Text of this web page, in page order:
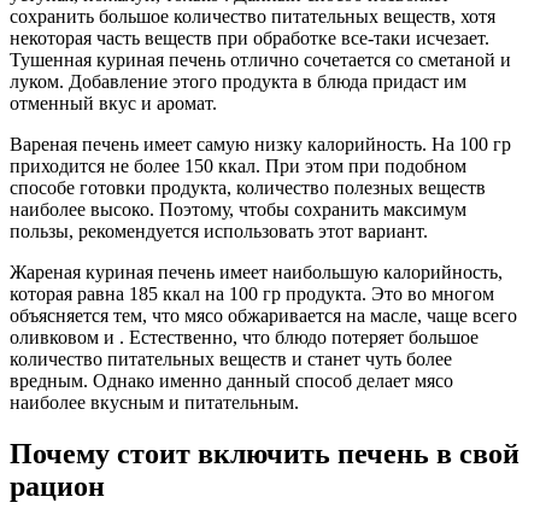
сохранить большое количество питательных веществ, хотя
некоторая часть веществ при обработке все-таки исчезает.
Тушенная куриная печень отлично сочетается со сметаной и
луком. Добавление этого продукта в блюда придаст им
отменный вкус и аромат.
Вареная печень имеет самую низку калорийность. На 100 гр
приходится не более 150 ккал. При этом при подобном
способе готовки продукта, количество полезных веществ
наиболее высоко. Поэтому, чтобы сохранить максимум
пользы, рекомендуется использовать этот вариант.
Жареная куриная печень имеет наибольшую калорийность,
которая равна 185 ккал на 100 гр продукта. Это во многом
объясняется тем, что мясо обжаривается на масле, чаще всего
оливковом и . Естественно, что блюдо потеряет большое
количество питательных веществ и станет чуть более
вредным. Однако именно данный способ делает мясо
наиболее вкусным и питательным.
Почему стоит включить печень в свой
рацион